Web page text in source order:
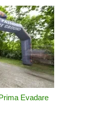
Evadare